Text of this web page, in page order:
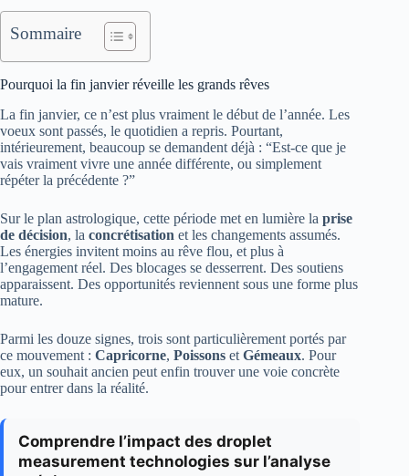
Sommaire
Pourquoi la fin janvier réveille les grands rêves
La fin janvier, ce n’est plus vraiment le début de l’année. Les
voeux sont passés, le quotidien a repris. Pourtant,
intérieurement, beaucoup se demandent déjà : “Est-ce que je
vais vraiment vivre une année différente, ou simplement
répéter la précédente ?”
Sur le plan astrologique, cette période met en lumière la prise
de décision, la concrétisation et les changements assumés.
Les énergies invitent moins au rêve flou, et plus à
l’engagement réel. Des blocages se desserrent. Des soutiens
apparaissent. Des opportunités reviennent sous une forme plus
mature.
Parmi les douze signes, trois sont particulièrement portés par
ce mouvement : Capricorne, Poissons et Gémeaux. Pour
eux, un souhait ancien peut enfin trouver une voie concrète
pour entrer dans la réalité.
Comprendre l’impact des droplet
measurement technologies sur l’analyse